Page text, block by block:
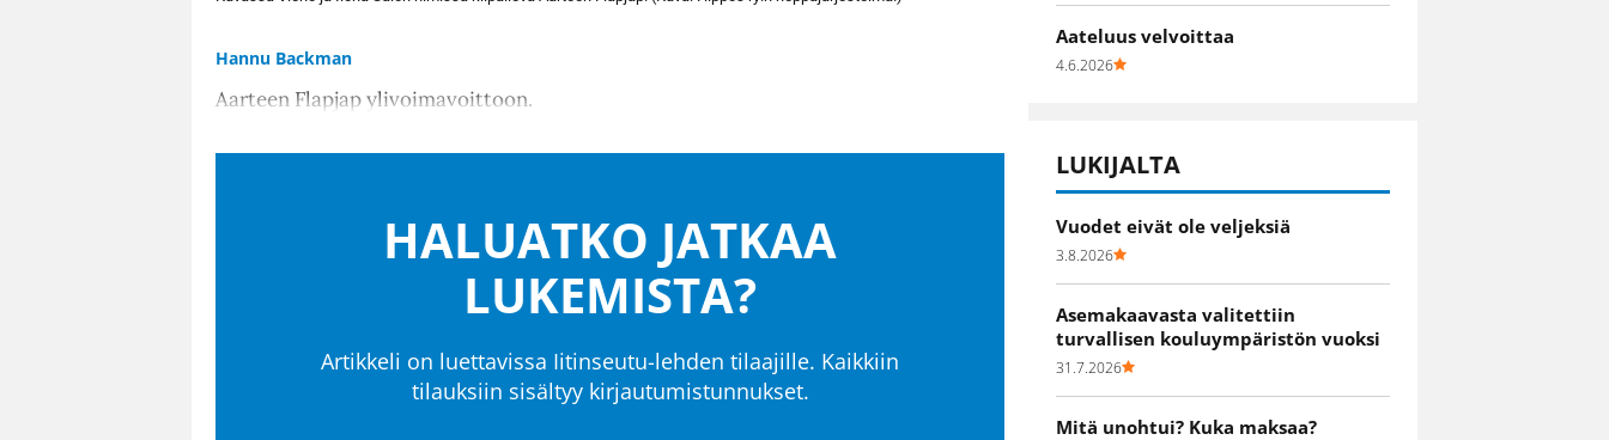
Hannu Backman
Aarteen Flapjap ylivoimavoittoon.
HALUATKO JATKAA
LUKEMISTA?
Artikkeli on luettavissa Iitinseutu-lehden tilaajille. Kaikkiin
tilauksiin sisältyy kirjautumistunnukset.
Aateluus velvoittaa
4.6.2026
LUKIJALTA
Vuodet eivät ole veljeksiä
3.8.2026
Asemakaavasta valitettiin
turvallisen kouluympäristön vuoksi
31.7.2026
Mitä unohtui? Kuka maksaa?